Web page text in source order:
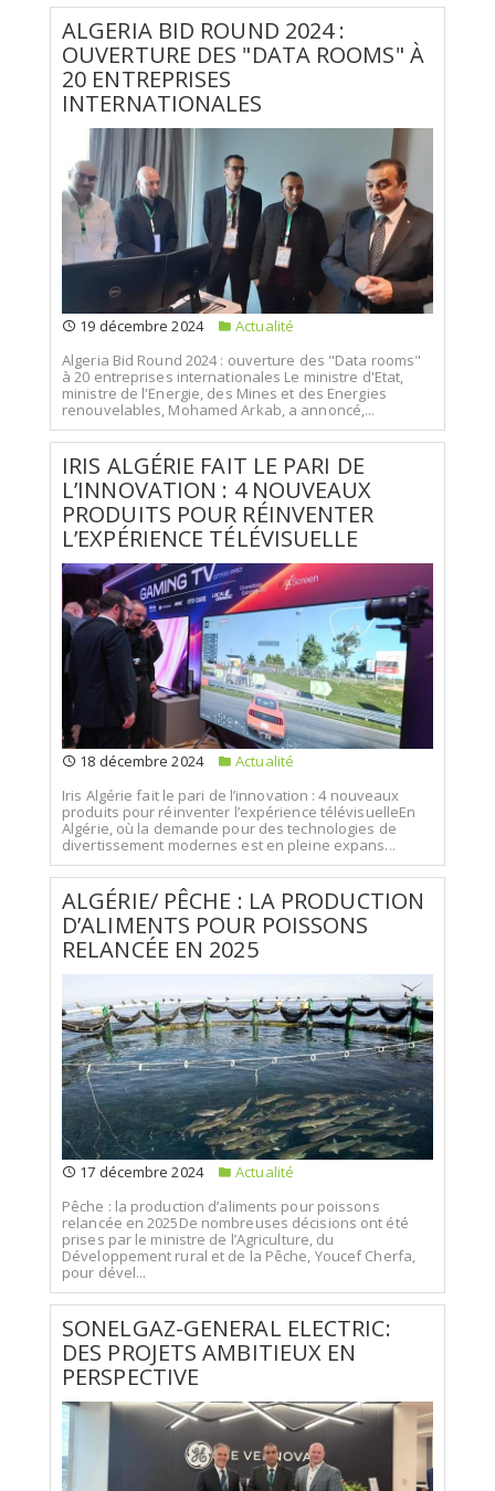
ALGERIA BID ROUND 2024 :
OUVERTURE DES "DATA ROOMS" À
20 ENTREPRISES
INTERNATIONALES
19 décembre 2024
Actualité
Algeria Bid Round 2024 : ouverture des "Data rooms"
à 20 entreprises internationales Le ministre d'Etat,
ministre de l'Energie, des Mines et des Energies
renouvelables, Mohamed Arkab, a annoncé,...
IRIS ALGÉRIE FAIT LE PARI DE
L’INNOVATION : 4 NOUVEAUX
PRODUITS POUR RÉINVENTER
L’EXPÉRIENCE TÉLÉVISUELLE
18 décembre 2024
Actualité
Iris Algérie fait le pari de l’innovation : 4 nouveaux
produits pour réinventer l’expérience télévisuelleEn
Algérie, où la demande pour des technologies de
divertissement modernes est en pleine expans...
ALGÉRIE/ PÊCHE : LA PRODUCTION
D’ALIMENTS POUR POISSONS
RELANCÉE EN 2025
17 décembre 2024
Actualité
Pêche : la production d’aliments pour poissons
relancée en 2025De nombreuses décisions ont été
prises par le ministre de l’Agriculture, du
Développement rural et de la Pêche, Youcef Cherfa,
pour dével...
SONELGAZ-GENERAL ELECTRIC:
DES PROJETS AMBITIEUX EN
PERSPECTIVE